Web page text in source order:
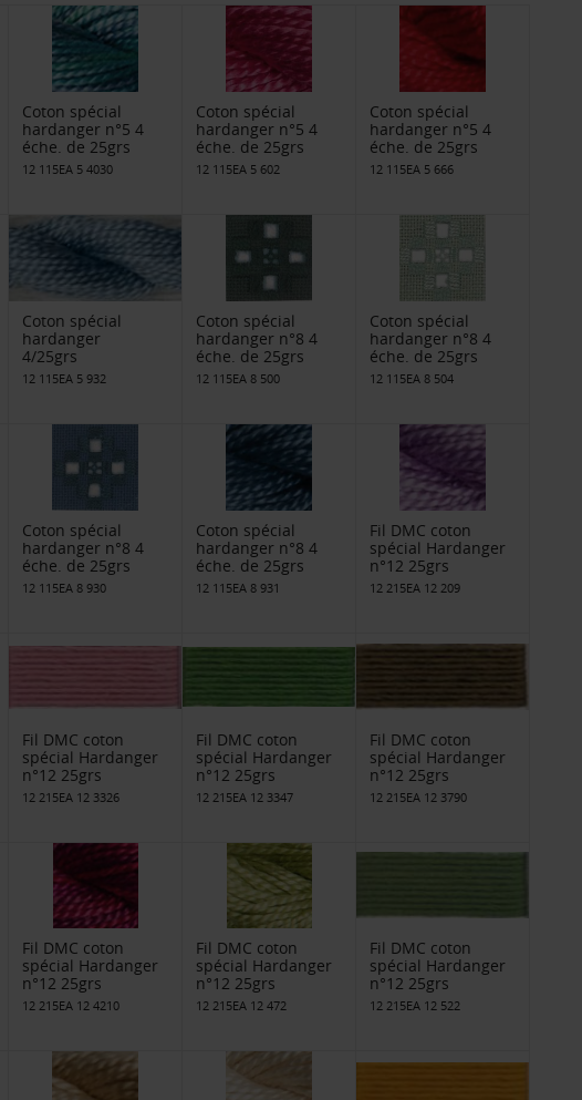
Coton spécial
hardanger n°5 4
éche. de 25grs
12 115EA 5 4030
Coton spécial
hardanger n°5 4
éche. de 25grs
12 115EA 5 602
Coton spécial
hardanger n°5 4
éche. de 25grs
12 115EA 5 666
Coton spécial
hardanger
4/25grs
12 115EA 5 932
Coton spécial
hardanger n°8 4
éche. de 25grs
12 115EA 8 500
Coton spécial
hardanger n°8 4
éche. de 25grs
12 115EA 8 504
Coton spécial
hardanger n°8 4
éche. de 25grs
12 115EA 8 930
Coton spécial
hardanger n°8 4
éche. de 25grs
12 115EA 8 931
Fil DMC coton
spécial Hardanger
n°12 25grs
12 215EA 12 209
Fil DMC coton
spécial Hardanger
n°12 25grs
12 215EA 12 3326
Fil DMC coton
spécial Hardanger
n°12 25grs
12 215EA 12 3347
Fil DMC coton
spécial Hardanger
n°12 25grs
12 215EA 12 3790
Fil DMC coton
spécial Hardanger
n°12 25grs
12 215EA 12 4210
Fil DMC coton
spécial Hardanger
n°12 25grs
12 215EA 12 472
Fil DMC coton
spécial Hardanger
n°12 25grs
12 215EA 12 522